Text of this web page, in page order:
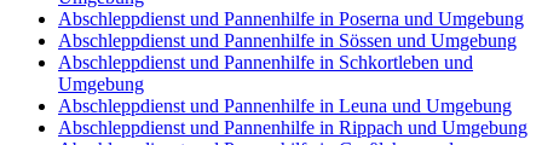
Abschleppdienst und Pannenhilfe in Poserna und Umgebung
Abschleppdienst und Pannenhilfe in Sössen und Umgebung
Abschleppdienst und Pannenhilfe in Schkortleben und
Umgebung
Abschleppdienst und Pannenhilfe in Leuna und Umgebung
Abschleppdienst und Pannenhilfe in Rippach und Umgebung